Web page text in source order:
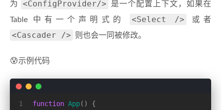
为
<ConfigProvider/>
是一个配置上下文，如果在
Table 中有一个声明式的
<Select /> 或者
<Cascader /> 则也会一同被修改。
😰示例代码
1
function App( ) {